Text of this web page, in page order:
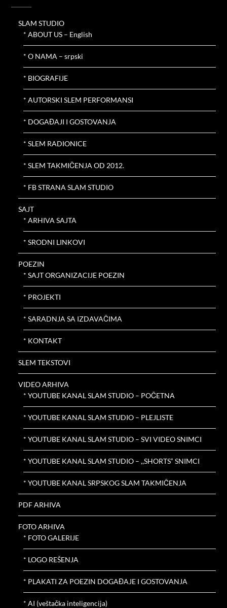
SLAM STUDIO
* ABOUT US – English
* O NAMA – srpski
* BIOGRAFIJE
* AUTORSKI SLEM PERFORMANSI
* DOGAĐAJI I GOSTOVANJA
* SLEM RADIONICE
* SLEM TAKMIČENJA OD 2012.
* FB STRANA SLAM STUDIO
SAJT
* ARHIVA SAJTA
* SRODNI LINKOVI
POEZIN
* SAJT ORGANIZACIJE POEZIN
* PROJEKTI
* SARADNJA SA IZDAVAČIMA
* KONTAKT
SLEM TEKSTOVI
VIDEO ARHIVA
* YOUTUBE KANAL SLAM STUDIO – POČETNA
* YOUTUBE KANAL SLAM STUDIO – PLEJLISTE
* YOUTUBE KANAL SLAM STUDIO – SVI VIDEO SNIMCI
* YOUTUBE KANAL SLAM STUDIO – ,,SHORTS“ SNIMCI
* YOUTUBE KANAL SRPSKOG SLAM TAKMIČENJA
PDF ARHIVA
FOTO ARHIVA
* FOTO GALERIJE
* LOGO REŠENJA
* PLAKATI ZA POEZIN DOGAĐAJE I GOSTOVANJA
* AI (veštačka inteligencija)